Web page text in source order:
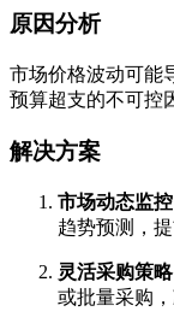
原因分析
市场价格波动可能
预算超支的不可控
解决方案
市场动态监控
趋势预测，
灵活采购策略
或批量采购